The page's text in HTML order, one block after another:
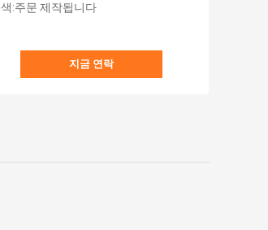
색:주문 제작됩니다
지금 연락